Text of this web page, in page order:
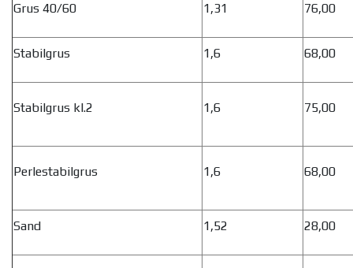
Grus 40/60 1,31 76,00
Stabilgrus 1,6 68,00
Stabilgrus kl.2 1,6 75,00
Perlestabilgrus 1,6 68,00
Sand 1,52 28,00